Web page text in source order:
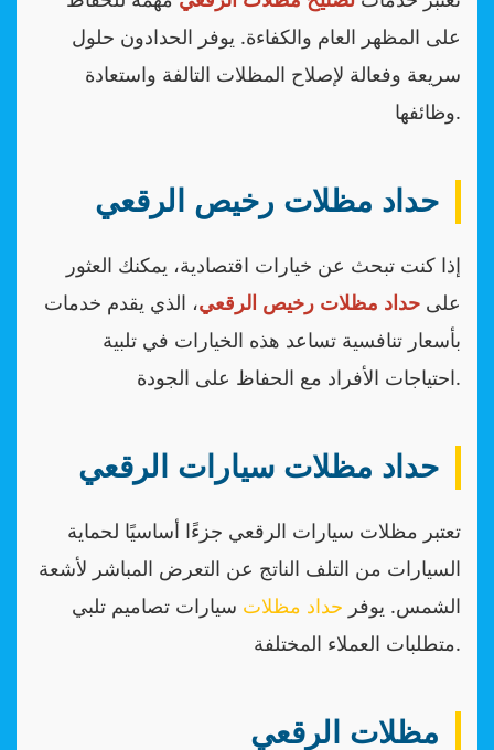
على المظهر العام والكفاءة. يوفر الحدادون حلول
سريعة وفعالة لإصلاح المظلات التالفة واستعادة
وظائفها.
حداد مظلات رخيص الرقعي
إذا كنت تبحث عن خيارات اقتصادية، يمكنك العثور
على حداد مظلات رخيص الرقعي، الذي يقدم خدمات
بأسعار تنافسية تساعد هذه الخيارات في تلبية
احتياجات الأفراد مع الحفاظ على الجودة.
حداد مظلات سيارات الرقعي
تعتبر مظلات سيارات الرقعي جزءًا أساسيًا لحماية
السيارات من التلف الناتج عن التعرض المباشر لأشعة
الشمس. يوفر حداد مظلات سيارات تصاميم تلبي
متطلبات العملاء المختلفة.
مظلات الرقعي